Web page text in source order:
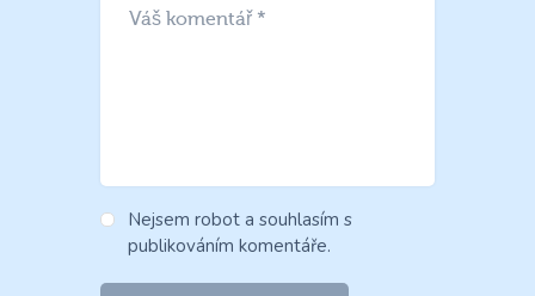
Nejsem robot a souhlasím s
publikováním komentáře.